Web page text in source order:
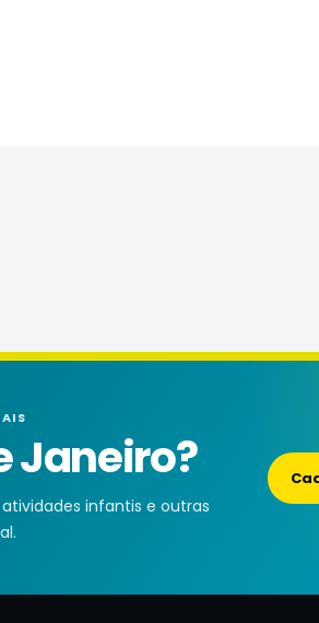
Janeiro?
infantis e outras